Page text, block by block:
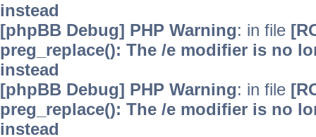
instead
[phpBB Debug] PHP Warning: in file
preg_replace(): The /e modifier is no
instead
[phpBB Debug] PHP Warning: in file
preg_replace(): The /e modifier is no
instead